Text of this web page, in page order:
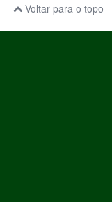
Voltar para o topo